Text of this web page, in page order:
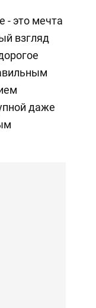
- это мечта
взгляд
даже